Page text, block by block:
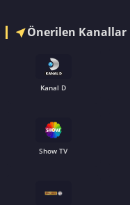
Önerilen Kanallar
Kanal D
Show TV